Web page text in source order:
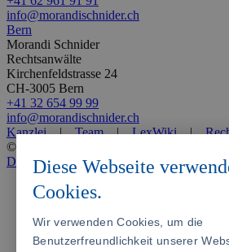
info@morandischnider.ch
Bern
Morandi Schnider
Rechtsanwälte
Kirchenfeldstrasse 24
CH-3005 Bern
+41 32 654 99 99
info@morandischnider.ch
Kanzlei| Team| LexWiki|
© 2026 Morandi Schnider Rechtsanwälte
Datenschutzerklärung| Impressum|
Diese Webseite
Cookies.
Wir verwenden Cookies, um die
Benutzerfreundlichkeit unserer